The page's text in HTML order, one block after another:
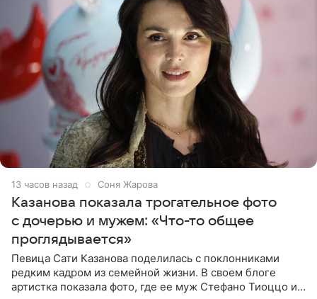
13 часов назад Соня Жарова
Казанова показала трогательное фото
с дочерью и мужем: «Что-то общее
проглядывается»
Певица Сати Казанова поделилась с поклонниками
редким кадром из семейной жизни. В своем блоге
артистка показала фото, где ее муж Стефано Тиоццо и